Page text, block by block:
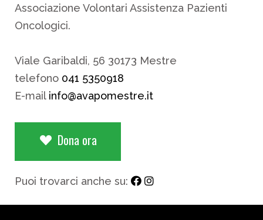
Associazione Volontari Assistenza Pazienti
Oncologici.
Viale Garibaldi, 56 30173 Mestre
telefono 041 5350918
E-mail info@avapomestre.it
Dona ora
Puoi trovarci anche su: